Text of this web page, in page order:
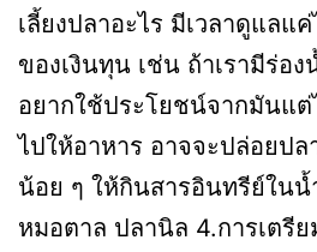
เลี้ยงปลาอะไร มีเวลาดูแลแ
ของเงินทุน เช่น ถ้าเรามีร่อ
อยากใช้ประโยชน์จากมันแต่
ไปให้อาหาร อาจจะปล่อยป
น้อย ๆ ให้กินสารอินทรีย์ใน
หมอตาล ปลานิล 4.การเตรี